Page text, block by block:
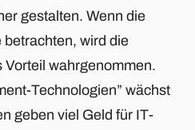
gestalten. Wenn die
wird die
wahrgenommen.
Technologien” wächst
geben viel Geld für IT-